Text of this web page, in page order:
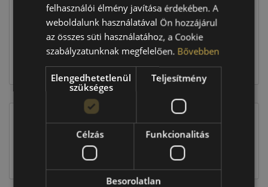
147 560 Ft
Kosárba
EU-s abroncscímke
felhasználói élmény javítása érdekében. A
weboldalunk használatával Ön hozzájárul
az összes süti használatához, a Cookie
szabályzatunknak megfelelően. Bővebben
Elengedhetetlenül
szükséges
Teljesítmény
Célzás Funkcionalitás
Besorolatlan